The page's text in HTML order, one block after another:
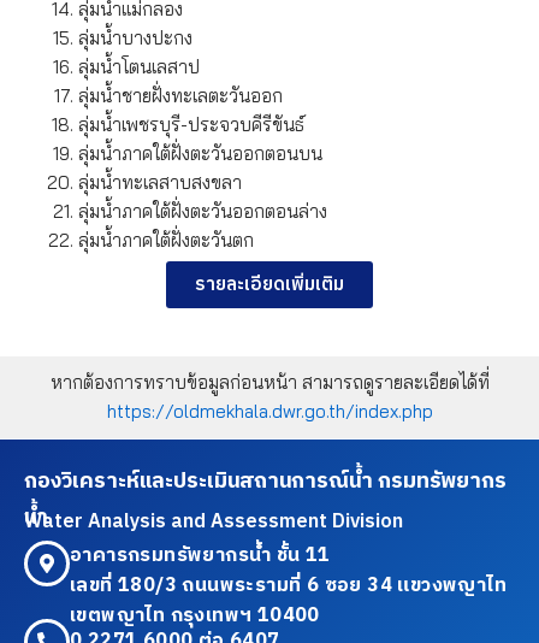
ลุ่มน้ำแม่กลอง
ลุ่มน้ำบางปะกง
ลุ่มน้ำโตนเลสาป
ลุ่มน้ำชายฝั่งทะเลตะวันออก
ลุ่มน้ำเพชรบุรี-ประจวบคีรีขันธ์
ลุ่มน้ำภาคใต้ฝั่งตะวันออกตอนบน
ลุ่มน้ำทะเลสาบสงขลา
ลุ่มน้ำภาคใต้ฝั่งตะวันออกตอนล่าง
ลุ่มน้ำภาคใต้ฝั่งตะวันตก
รายละเอียดเพิ่มเติม
หากต้องการทราบข้อมูลก่อนหน้า สามารถดูรายละเอียดได้ที่
https://oldmekhala.dwr.go.th/index.php
กองวิเคราะห์และประเมินสถานการณ์น้ำ กรมทรัพยากร
น้ำ
Water Analysis and Assessment Division
อาคารกรมทรัพยากรน้ำ ชั้น 11
เลขที่ 180/3 ถนนพระรามที่ 6 ซอย 34 แขวงพญาไท
เขตพญาไท กรุงเทพฯ 10400